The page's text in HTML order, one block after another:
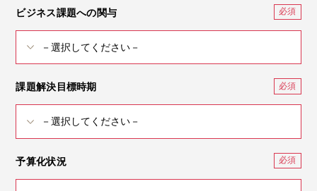
ビジネス課題への関与
課題解決目標時期
予算化状況